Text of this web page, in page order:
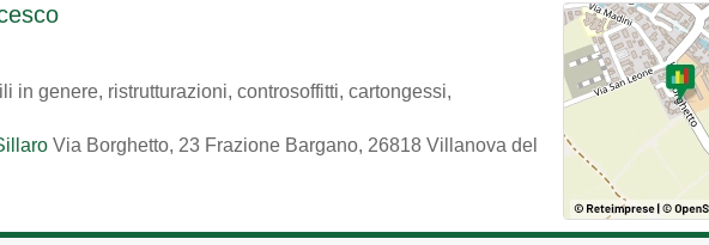
in genere, ristrutturazioni, controsoffitti, cartongessi,
Via Borghetto, 23 Frazione Bargano, 26818 Villanova del